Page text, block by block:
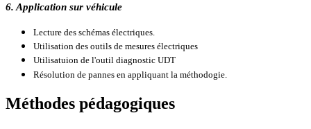
6. Application sur véhicule
Lecture des schémas électriques.
Utilisation des outils de mesures électriques
Utilisatuion de l'outil diagnostic UDT
Résolution de pannes en appliquant la méthodogie.
Méthodes pédagogiques